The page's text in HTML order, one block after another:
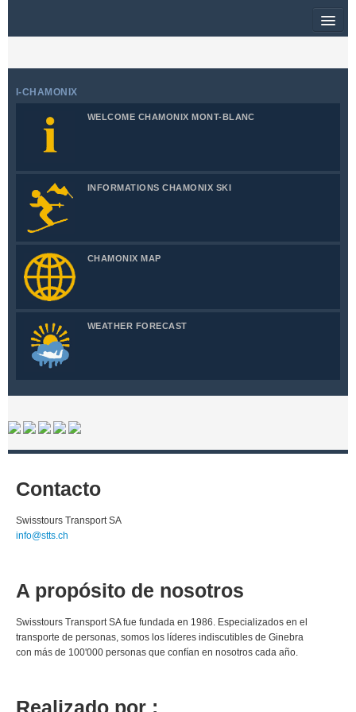
I-GENEVA
I-CHAMONIX
INFO
PLAN DEL SITIO
OTHER SITES
$
ACCEDER
I-CHAMONIX
WELCOME CHAMONIX MONT-BLANC
INFORMATIONS CHAMONIX SKI
CHAMONIX MAP
WEATHER FORECAST
Contacto
Swisstours Transport SA
info@stts.ch
A propósito de nosotros
Swisstours Transport SA fue fundada en 1986. Especializados en el
transporte de personas, somos los líderes indiscutibles de Ginebra
con más de 100'000 personas que confían en nosotros cada año.